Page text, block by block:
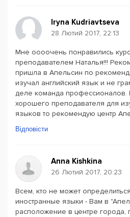
Iryna Kudriavtseva
28 Лютий 2017, 22:13
Мне оооочень понравились
преподавателем Наталья!!!
пришла в Апельсин по
изучал английский язык и не
деле команда профессионалов.
хорошего преподавателя для
языков то рекомендую центр
Відповісти
Anna Kishkina
26 Лютий 2017, 20:23
Всем, кто не может
иностранные языки - Вам в
расположение в центре